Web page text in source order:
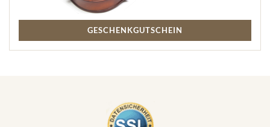
GESCHENKGUTSCHEIN